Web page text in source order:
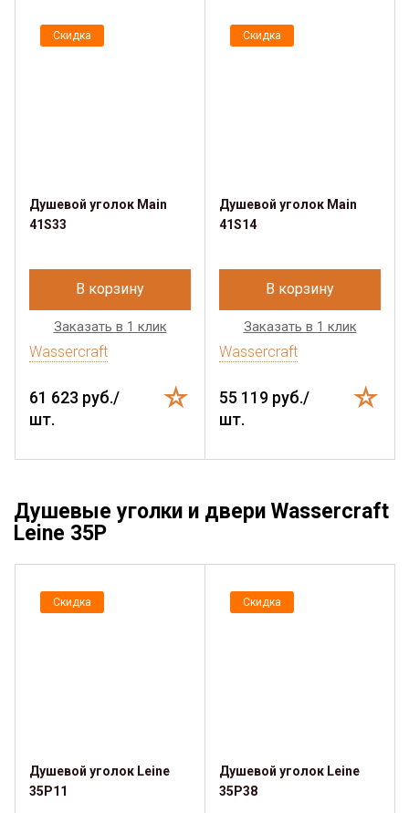
Скидка
Душевой уголок Main
41S33
В корзину
Заказать в 1 клик
Wassercraft
61 623 руб./
шт.
Скидка
Душевой уголок Main
41S14
В корзину
Заказать в 1 клик
Wassercraft
55 119 руб./
шт.
Душевые уголки и двери Wassercraft
Leine 35P
Скидка
Душевой уголок Leine
35P11
Скидка
Душевой уголок Leine
35P38